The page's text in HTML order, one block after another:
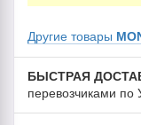
Другие товары
БЫСТРАЯ
перевозчиками по